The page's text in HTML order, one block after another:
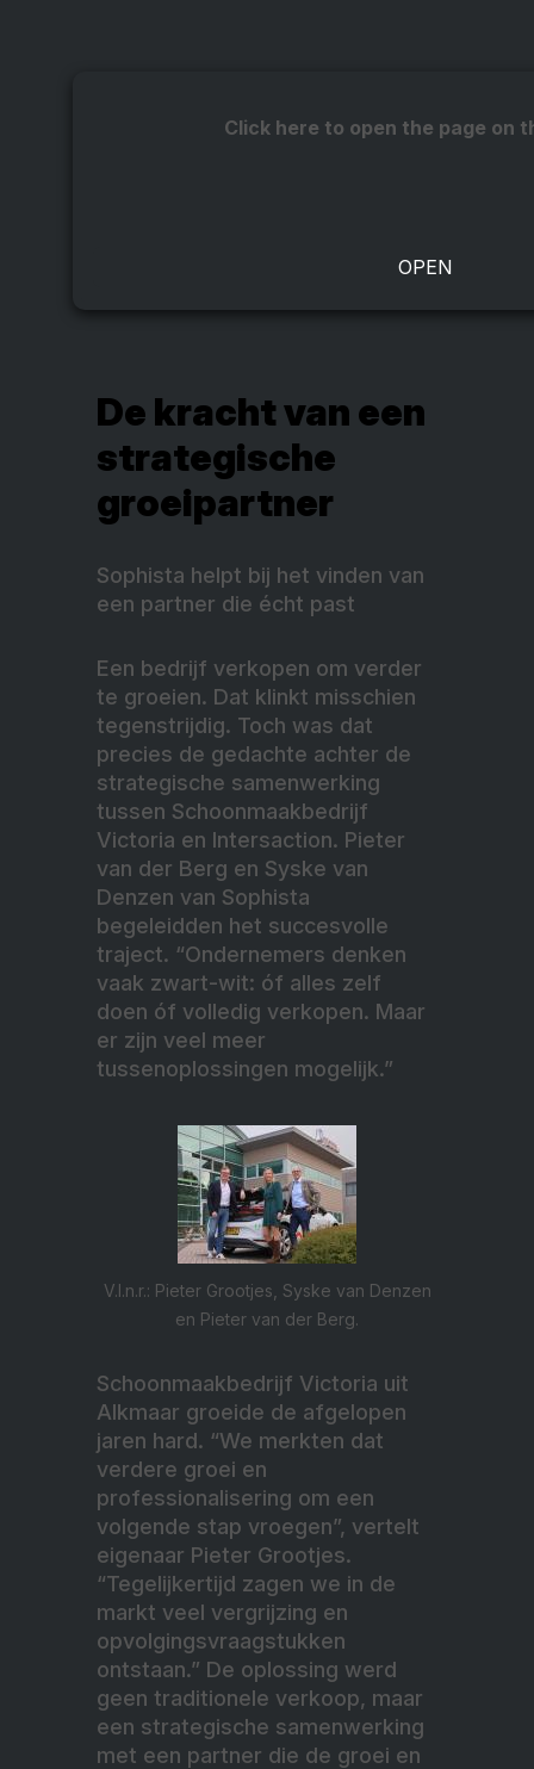
Click here to open the page on
De kracht van een
strategische
groeipartner
Sophista helpt bij het vinden van
een partner die écht past
Een bedrijf verkopen om verder
te groeien. Dat klinkt misschien
tegenstrijdig. Toch was dat
precies de gedachte achter de
strategische samenwerking
tussen Schoonmaakbedrijf
Victoria en Intersaction. Pieter
van der Berg en Syske van
Denzen van Sophista
begeleidden het succesvolle
traject. “Ondernemers denken
vaak zwart-wit: óf alles zelf
doen óf volledig verkopen. Maar
er zijn veel meer
tussenoplossingen mogelijk.”
V.l.n.r.: Pieter Grootjes, Syske van Denzen
en Pieter van der Berg.
Schoonmaakbedrijf Victoria uit
Alkmaar groeide de afgelopen
jaren hard. “We merkten dat
verdere groei en
professionalisering om een
volgende stap vroegen”, vertelt
eigenaar Pieter Grootjes.
“Tegelijkertijd zagen we in de
markt veel vergrijzing en
opvolgingsvraagstukken
ontstaan.” De oplossing werd
geen traditionele verkoop, maar
een strategische samenwerking
met een partner die de groei en